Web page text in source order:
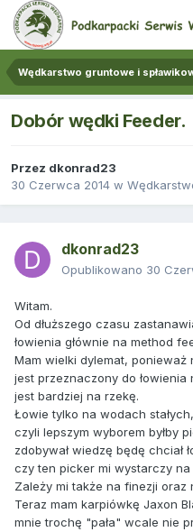
Wędkarstwo gruntowe i
Dobór wędki Feeder.
Przez dkonrad23
30 Czerwca 2014 w
dkonrad23
Opublikowano 30
Witam.
Od dłuższego czasu
łowienia głównie na method
Mam wielki dylemat,
jest przeznaczony do
jest bardziej na rzekę.
Łowie tylko na wodach
czyli lepszym wyborem byłby
zdobywał wiedzę będę chciał
czy ten picker mi wystarczy
Zależy mi także na finezji oraz
Teraz mam karpiówkę Jaxon
mnie trochę "pała" wcale nie